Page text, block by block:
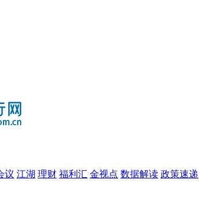
议 江湖 理财 福利汇 金视点 数据解读 政策速递